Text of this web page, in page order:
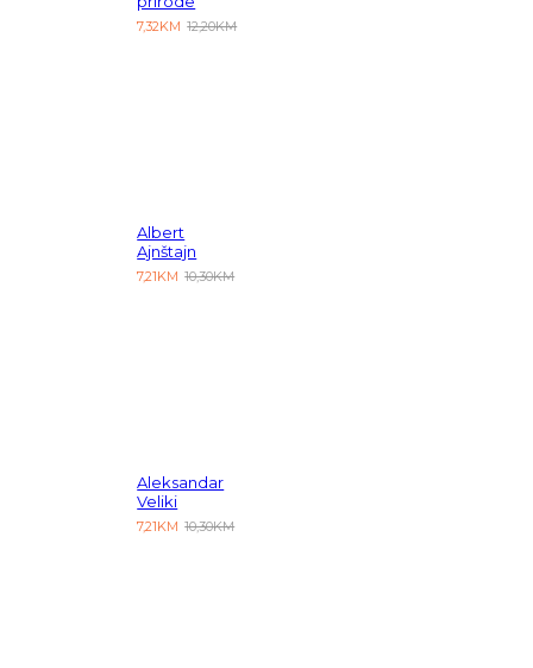
7,32KM 12,20KM
Albert
Ajnštajn
7,21KM 10,30KM
Aleksandar
Veliki
7,21KM 10,30KM